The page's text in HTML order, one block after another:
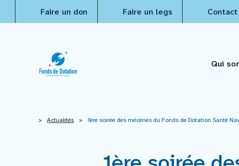
Faire un don Faire un legs Contact
Qui
Qui sommes-nous ?
> Actualités > 1ère soirée des mécènes du Fonds de Dotation Santé